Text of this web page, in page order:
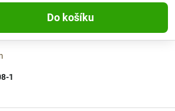
Do košíku
1